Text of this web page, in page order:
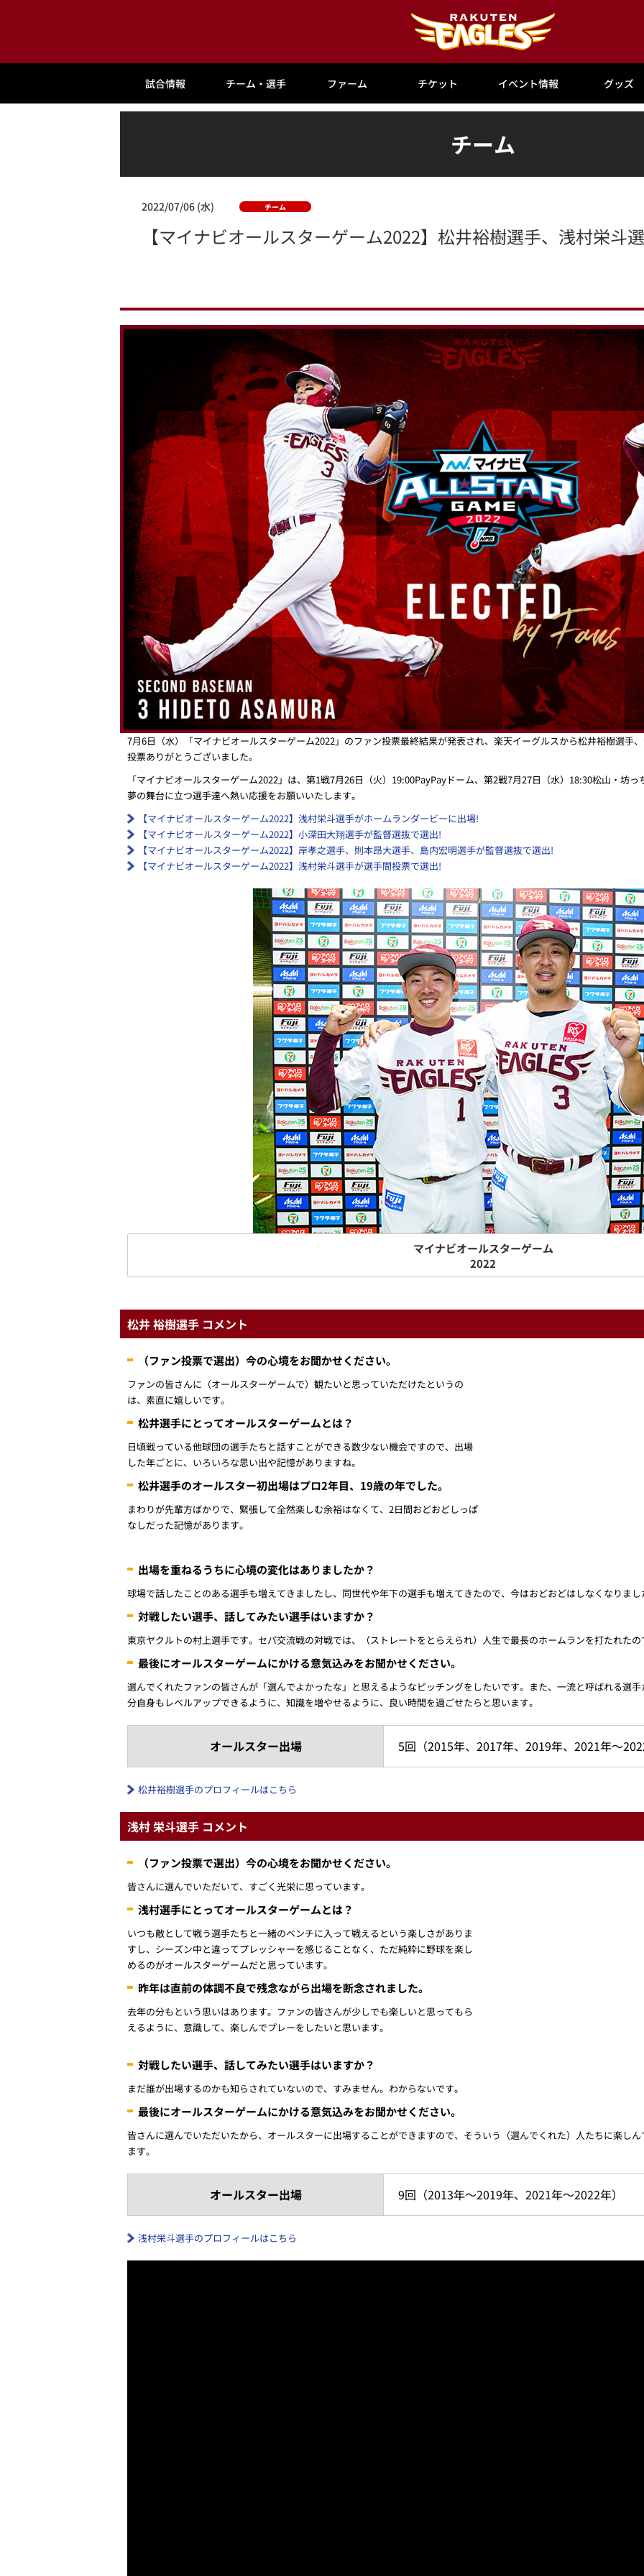
試合情報 チーム・選手 ファーム チケット イベント情報 グッズ
チーム
2022/07/06 (水) チーム
【マイナビオールスターゲーム2022】松井裕樹選手、浅村栄斗
7月6日（水）「マイナビオールスターゲーム2022」のファン投票最終結果が発表され、楽天イーグルスから松井裕樹選手
投票ありがとうございました。
「マイナビオールスターゲーム2022」は、第1戦7月26日（火）19:00PayPayドーム、第2戦7月27日（水）18:30松山・坊
夢の舞台に立つ選手達へ熱い応援をお願いいたします。
【マイナビオールスターゲーム2022】浅村栄斗選手がホームランダービーに出場!
【マイナビオールスターゲーム2022】小深田大翔選手が監督選抜で選出!
【マイナビオールスターゲーム2022】岸孝之選手、則本昂大選手、島内宏明選手が監督選抜で選出!
【マイナビオールスターゲーム2022】浅村栄斗選手が選手間投票で選出!
マイナビオールスターゲーム
2022
松井 裕樹選手 コメント
（ファン投票で選出）今の心境をお聞かせください。
ファンの皆さんに（オールスターゲームで）観たいと思っていただけたというの
は、素直に嬉しいです。
松井選手にとってオールスターゲームとは？
日頃戦っている他球団の選手たちと話すことができる数少ない機会ですので、出場
した年ごとに、いろいろな思い出や記憶がありますね。
松井選手のオールスター初出場はプロ2年目、19歳の年でした。
まわりが先輩方ばかりで、緊張して全然楽しむ余裕はなくて、2日間おどおどしっぱ
なしだった記憶があります。
出場を重ねるうちに心境の変化はありましたか？
球場で話したことのある選手も増えてきましたし、同世代や年下の選手も増えてきたので、今はおどおどはしなくなりまし
対戦したい選手、話してみたい選手はいますか？
東京ヤクルトの村上選手です。セパ交流戦の対戦では、（ストレートをとらえられ）人生で最長のホームランを打たれた
最後にオールスターゲームにかける意気込みをお聞かせください。
選んでくれたファンの皆さんが「選んでよかったな」と思えるようなピッチングをしたいです。また、一流と呼ばれる選
分自身もレベルアップできるように、知識を増やせるように、良い時間を過ごせたらと思います。
オールスター出場 5回（2015年、2017年、2019年、2021年～
松井裕樹選手のプロフィールはこちら
浅村 栄斗選手 コメント
（ファン投票で選出）今の心境をお聞かせください。
皆さんに選んでいただいて、すごく光栄に思っています。
浅村選手にとってオールスターゲームとは？
いつも敵として戦う選手たちと一緒のベンチに入って戦えるという楽しさがありま
すし、シーズン中と違ってプレッシャーを感じることなく、ただ純粋に野球を楽し
めるのがオールスターゲームだと思っています。
昨年は直前の体調不良で残念ながら出場を断念されました。
去年の分もという思いはあります。ファンの皆さんが少しでも楽しいと思ってもら
えるように、意識して、楽しんでプレーをしたいと思います。
対戦したい選手、話してみたい選手はいますか？
まだ誰が出場するのかも知らされていないので、すみません。わからないです。
最後にオールスターゲームにかける意気込みをお聞かせください。
皆さんに選んでいただいたから、オールスターに出場することができますので、そういう（選んでくれた）人たちに楽し
ます。
オールスター出場 9回（2013年～2019年、2021年～2022年）
浅村栄斗選手のプロフィールはこちら